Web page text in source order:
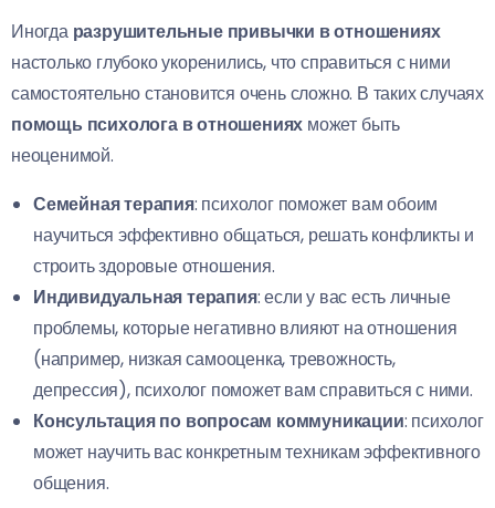
Иногда разрушительные привычки в отношениях
настолько глубоко укоренились, что справиться с ними
самостоятельно становится очень сложно. В таких случаях
помощь психолога в отношениях может быть
неоценимой.
Семейная терапия: психолог поможет вам обоим
научиться эффективно общаться, решать конфликты и
строить здоровые отношения.
Индивидуальная терапия: если у вас есть личные
проблемы, которые негативно влияют на отношения
(например, низкая самооценка, тревожность,
депрессия), психолог поможет вам справиться с ними.
Консультация по вопросам коммуникации: психолог
может научить вас конкретным техникам эффективного
общения.